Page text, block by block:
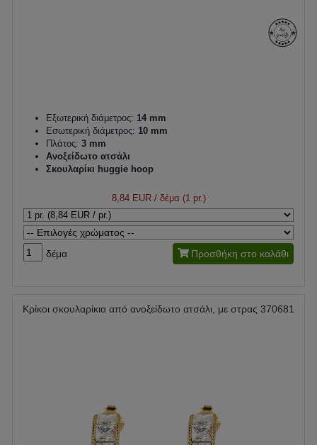
Εξωτερική διάμετρος: 14 mm
Εσωτερική διάμετρος: 10 mm
Πλάτος: 3 mm
Ανοξείδωτο ατσάλι
Σκουλαρίκι huggie hoop
8,84 EUR/ δέμα (1 pr.)
δέμα Προσθήκη στο καλάθι
Κρίκοι σκουλαρίκια από ανοξείδωτο ατσάλι, με στρας 370681